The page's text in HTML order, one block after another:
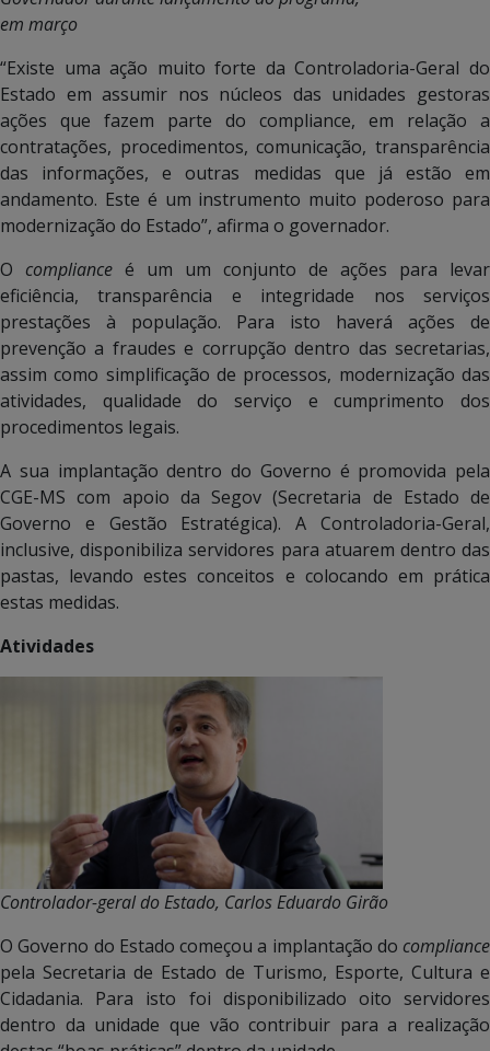
em março
“Existe uma ação muito forte da Controladoria-Geral do
Estado em assumir nos núcleos das unidades gestoras
ações que fazem parte do compliance, em relação a
contratações, procedimentos, comunicação, transparência
das informações, e outras medidas que já estão em
andamento. Este é um instrumento muito poderoso para
modernização do Estado”, afirma o governador.
O compliance é um um conjunto de ações para levar
eficiência, transparência e integridade nos serviços
prestações à população. Para isto haverá ações de
prevenção a fraudes e corrupção dentro das secretarias,
assim como simplificação de processos, modernização das
atividades, qualidade do serviço e cumprimento dos
procedimentos legais.
A sua implantação dentro do Governo é promovida pela
CGE-MS com apoio da Segov (Secretaria de Estado de
Governo e Gestão Estratégica). A Controladoria-Geral,
inclusive, disponibiliza servidores para atuarem dentro das
pastas, levando estes conceitos e colocando em prática
estas medidas.
Atividades
Controlador-geral do Estado, Carlos Eduardo Girão
O Governo do Estado começou a implantação do compliance
pela Secretaria de Estado de Turismo, Esporte, Cultura e
Cidadania. Para isto foi disponibilizado oito servidores
dentro da unidade que vão contribuir para a realização